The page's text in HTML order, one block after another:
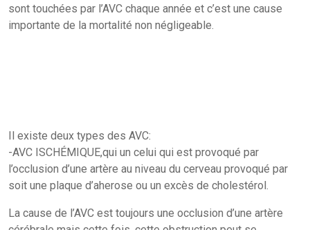
sont touchées par l’AVC chaque année et c’est une cause
importante de la mortalité non négligeable.
Il existe deux types des AVC:
-AVC ISCHÉMIQUE,qui un celui qui est provoqué par
l’occlusion d’une artère au niveau du cerveau provoqué par
soit une plaque d’aherose ou un excès de cholestérol.
La cause de l’AVC est toujours une occlusion d’une artère